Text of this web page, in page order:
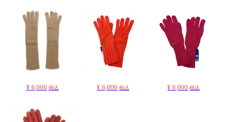
¥ 6,000 税込 ¥ 6,000 税込 ¥ 6,000 税込